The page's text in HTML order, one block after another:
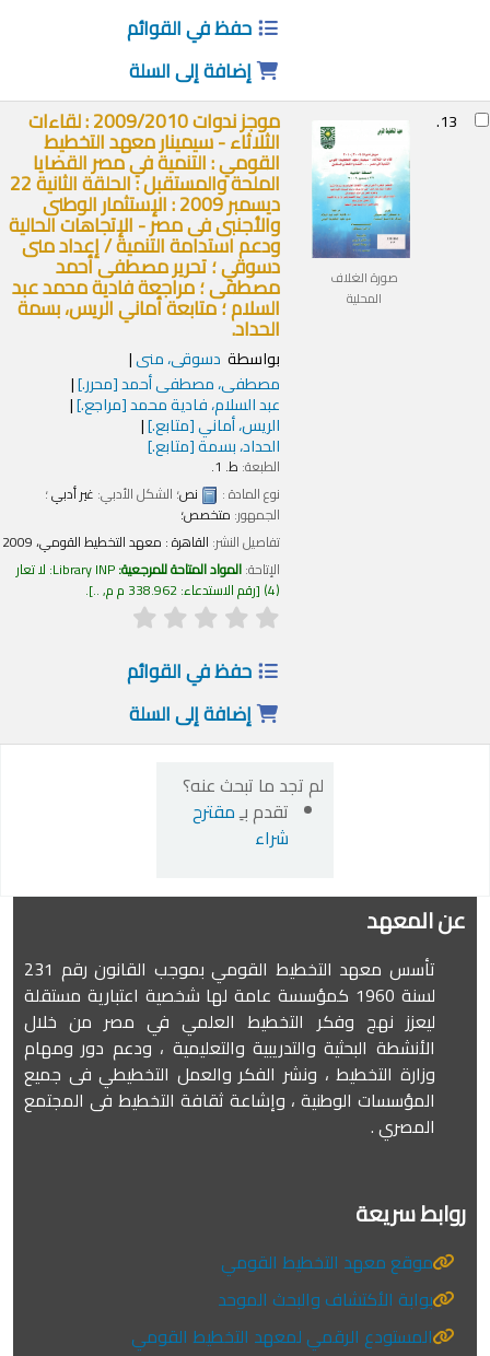
حفظ في القوائم
إضافة إلى السلة
13.
صورة الغلاف
المحلية
موجز ندوات 2009/2010 : لقاءات
الثلاثاء - سيمينار معهد التخطيط
القومي : التنمية في مصر القضايا
الملحة والمستقبل : الحلقة الثانية 22
ديسمبر 2009 : الإستثمار الوطنى
والأجنبى فى مصر - الإتجاهات الحالية
ودعم استدامة التنمية /إعداد منى
دسوقي ؛ تحرير مصطفى أحمد
مصطفى ؛ مراجعة فادية محمد عبد
السلام ؛ متابعة أماني الريس، بسمة
الحداد.
بواسطة دسوقى، منى
مصطفى، مصطفى أحمد[محرر.]
عبد السلام، فادية محمد[مراجع.]
الريس، أماني[متابع.]
الحداد، بسمة[متابع.]
الطبعة:ط. 1.
نوع المادة :
نص؛ الشكل الأدبي:غير أدبي؛
الجمهور:متخصص؛
تفاصيل النشر:القاهرة :معهد التخطيط القومي،2009
الإتاحة:المواد المتاحة للمرجعية:Library INP: لا تعار
رقم الاستدعاء:338.962 م م, .. .
حفظ في القوائم
إضافة إلى السلة
لم تجد ما تبحث عنه؟
تقدم بـِمقترح
شراء
عن المعهد
تأسس معهد التخطيط القومي بموجب القانون رقم 231
لسنة 1960 كمؤسسة عامة لها شخصية اعتبارية مستقلة
ليعزز نهج وفكر التخطيط العلمي في مصر من خلال
الأنشطة البحثية والتدريبية والتعليمية ، ودعم دور ومهام
وزارة التخطيط ، ونشر الفكر والعمل التخطيطي فى جميع
المؤسسات الوطنية ، وإشاعة ثقافة التخطيط فى المجتمع
المصري .
روابط سريعة
موقع معهد التخطيط القومي
بوابة الأكتشاف والبحث الموحد
المستودع الرقمي لمعهد التخطيط القومي